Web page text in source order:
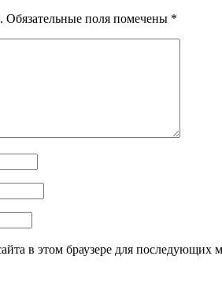
Обязательные поля помечены *
в этом браузере для последующих